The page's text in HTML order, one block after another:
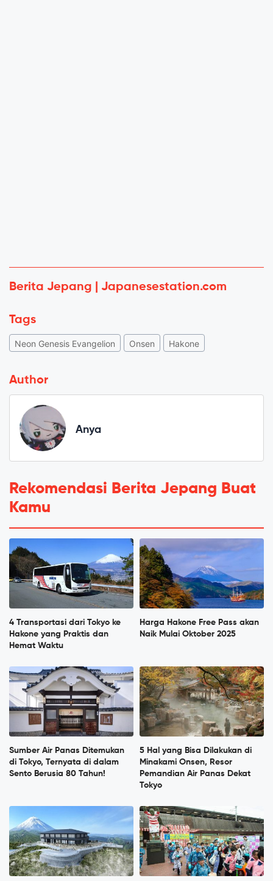
Berita Jepang | Japanesestation.com
Tags
Neon Genesis Evangelion Onsen Hakone
Author
Anya
Rekomendasi Berita Jepang Buat
Kamu
4 Transportasi dari Tokyo ke
Hakone yang Praktis dan
Hemat Waktu
Harga Hakone Free Pass akan
Naik Mulai Oktober 2025
Sumber Air Panas Ditemukan
di Tokyo, Ternyata di dalam
Sento Berusia 80 Tahun!
5 Hal yang Bisa Dilakukan di
Minakami Onsen, Resor
Pemandian Air Panas Dekat
Tokyo